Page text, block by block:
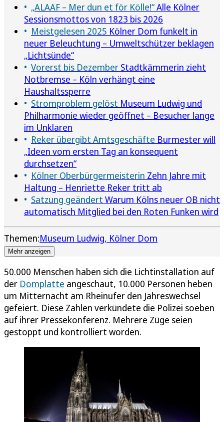
„ALAAF – Mer dun et för Kölle!“Alle Kölner
Sessionsmottos von 1823 bis 2026
Meistgelesen 2025 Kölner Dom funkelt in
neuer Beleuchtung – Umweltschützer beklagen
„Lichtsünde“
Vorerst bis Dezember Stadtkämmerin zieht
Notbremse – Köln verhängt eine
Haushaltssperre
Stromproblem gelöst Museum Ludwig und
Philharmonie wieder geöffnet – Besucher lange
im Unklaren
Reker übergibt Amtsgeschäfte Burmester will
„Ideen vom ersten Tag an konsequent
durchsetzen“
Kölner Oberbürgermeisterin Zehn Jahre mit
Haltung – Henriette Reker tritt ab
Satzung geändert Warum Kölns neuer OB nicht
automatisch Mitglied bei den Roten Funken wird
Themen:Museum Ludwig Kölner Dom
Mehr anzeigen
50.000 Menschen haben sich die Lichtinstallation auf
der Domplatte angeschaut, 10.000 Personen heben
um Mitternacht am Rheinufer den Jahreswechsel
gefeiert. Diese Zahlen verkündete die Polizei soeben
auf ihrer Pressekonferenz. Mehrere Züge seien
gestoppt und kontrolliert worden.